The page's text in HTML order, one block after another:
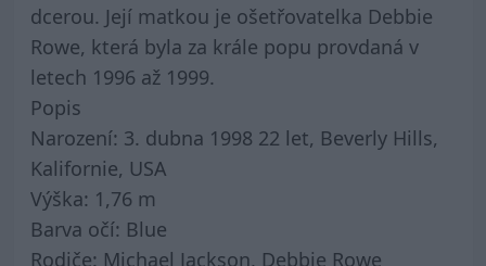
dcerou. Její matkou je ošetřovatelka Debbie
Rowe, která byla za krále popu provdaná v
letech 1996 až 1999.
Popis
Narození: 3. dubna 1998 22 let, Beverly Hills,
Kalifornie, USA
Výška: 1,76 m
Barva očí: Blue
Rodiče: Michael Jackson, Debbie Rowe